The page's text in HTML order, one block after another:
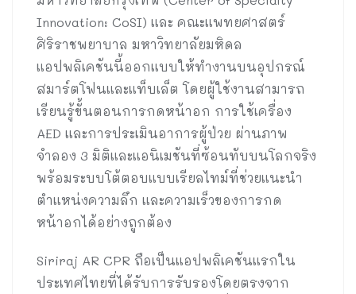
Innovation: CoSI) และ คณะแพทยศาสตร์
ศิริราชพยาบาล มหาวิทยาลัยมหิดล
แอปพลิเคชันนี้ออกแบบให้ทำงานบนอุปกรณ์
สมาร์ตโฟนและแท็บเล็ต โดยผู้ใช้งานสามารถ
เรียนรู้ขั้นตอนการกดหน้าอก การใช้เครื่อง
AED และการประเมินอาการผู้ป่วย ผ่านภาพ
จำลอง 3 มิติและแอนิเมชันที่ซ้อนทับบนโลกจริง
พร้อมระบบโต้ตอบแบบเรียลไทม์ที่ช่วยแนะนำ
ตำแหน่งความลึก และความเร็วของการกด
หน้าอกได้อย่างถูกต้อง
Siriraj AR CPR ถือเป็นแอปพลิเคชันแรกใน
ประเทศไทยที่ได้รับการรับรองโดยตรงจาก